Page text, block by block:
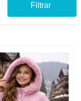
Filtrar